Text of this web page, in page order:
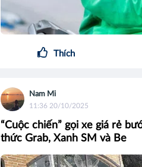
Thích
Nam Mi
11:36 20/10/2025
“Cuộc chiến” gọi xe giá rẻ
thức Grab, Xanh SM và Be